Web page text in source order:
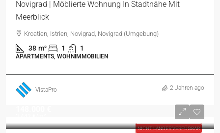
Novigrad | Möblierte Wohnung In Stadtnähe Mit
Meerblick
Kroatien, Istrien, Novigrad, Novigrad (Umgebung)
38 m² 1 1
APARTMENTS, WOHNIMMOBILIEN
VistaPro 2 Jahren ago
NICHT LÄNGER VERFÜGBAR